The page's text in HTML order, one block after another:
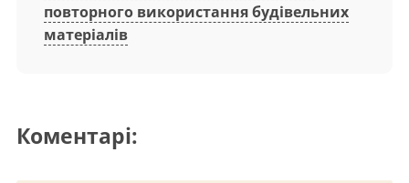
повторного використання будівельних
матеріалів
Коментарі: